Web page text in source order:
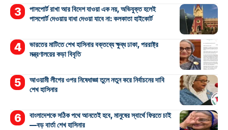
পাসপোর্ট রাখা আর বিদেশ যাওয়া এক নয়, অভিযুক্ত হলেই
পাসপোর্ট দেওয়ায় বাধা দেওয়া যাবে না: কলকাতা হাইকোর্ট
ভারতের মাটিতে শেখ হাসিনার বক্তব্যে ক্ষুব্ধ ঢাকা, পররাষ্ট্র
মন্ত্রণালয়ের কড়া বিবৃতি
আওয়ামী লীগের ওপর নিষেধাজ্ঞা তুলে নতুন করে নির্বাচনের দাবি
শেখ হাসিনার
বাংলাদেশকে সঠিক পথে আনতেই হবে, মানুষের স্বার্থে ফিরতে চাই
—বড় বার্তা শেখ হাসিনার